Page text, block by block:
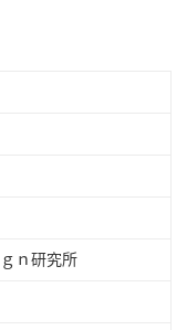
ｎ研究所